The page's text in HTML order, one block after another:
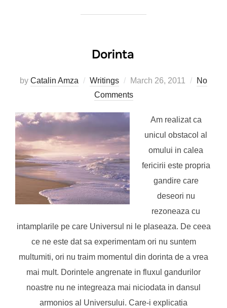
Dorinta
by Catalin Amza Writings
Posted
on
March 26, 2011
No
Comments
Am realizat ca
unicul obstacol al
omului in calea
fericirii este propria
gandire care
deseori nu
rezoneaza cu
intamplarile pe care Universul ni le plaseaza. De ceea
ce ne este dat sa experimentam ori nu suntem
multumiti, ori nu traim momentul din dorinta de a vrea
mai mult. Dorintele angrenate in fluxul gandurilor
noastre nu ne integreaza mai niciodata in dansul
armonios al Universului. Care-i explicatia